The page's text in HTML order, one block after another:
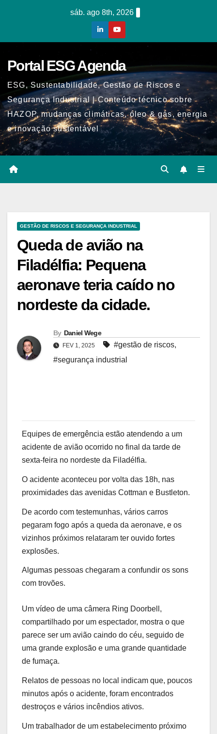
sáb. ago 8th, 2026
Portal ESG Agenda
ESG, Sustentabilidade, Gestão de Riscos e
Segurança Industrial | Conteúdo técnico sobre
HAZOP, mudanças climáticas, óleo & gás, energia
e inovação sustentável
GESTÃO DE RISCOS E SEGURANÇA INDUSTRIAL
Queda de avião na
Filadélfia: Pequena
aeronave teria caído no
nordeste da cidade.
By Daniel Wege
FEV 1, 2025 #gestão de riscos,
#segurança industrial
Equipes de emergência estão atendendo a um
acidente de avião ocorrido no final da tarde de
sexta-feira no nordeste da Filadélfia.
O acidente aconteceu por volta das 18h, nas
proximidades das avenidas Cottman e Bustleton.
De acordo com testemunhas, vários carros
pegaram fogo após a queda da aeronave, e os
vizinhos próximos relataram ter ouvido fortes
explosões.
Algumas pessoas chegaram a confundir os sons
com trovões.
Um vídeo de uma câmera Ring Doorbell,
compartilhado por um espectador, mostra o que
parece ser um avião caindo do céu, seguido de
uma grande explosão e uma grande quantidade
de fumaça.
Relatos de pessoas no local indicam que, poucos
minutos após o acidente, foram encontrados
destroços e vários incêndios ativos.
Um trabalhador de um estabelecimento próximo